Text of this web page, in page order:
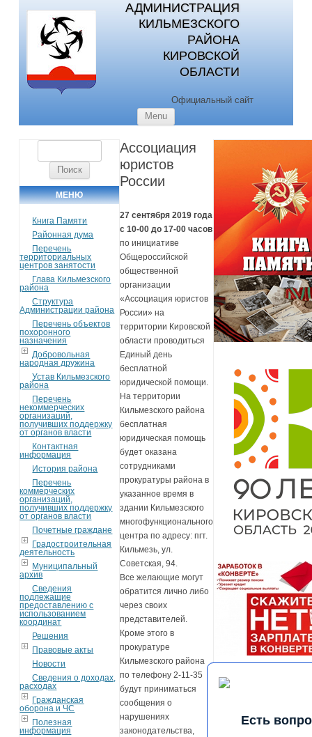
АДМИНИСТРАЦИЯ
КИЛЬМЕЗСКОГО
РАЙОНА
КИРОВСКОЙ
ОБЛАСТИ
Официальный сайт
Menu
МЕНЮ
Книга Памяти
Районная дума
Перечень
территориальных
центров занятости
Глава Кильмезского
района
Структура
Администрации района
Перечень объектов
похоронного
назначения
Добровольная
народная дружина
Устав Кильмезского
района
Перечень
некоммерческих
организаций,
получивших поддержку
от органов власти
Контактная
информация
История района
Перечень
коммерческих
организаций,
получивших поддержку
от органов власти
Почетные граждане
Градостроительная
деятельность
Муниципальный
архив
Сведения
подлежащие
предоставлению с
использованием
координат
Решения
Правовые акты
Новости
Сведения о доходах,
расходах
Гражданская
оборона и ЧС
Полезная
информация
Ассоциация
юристов
России
27 сентября 2019 года
с 10-00 до 17-00 часов
по инициативе
Общероссийской
общественной
организации
«Ассоциация юристов
России» на
территории Кировской
области проводиться
Единый день
бесплатной
юридической помощи.
На территории
Кильмезского района
бесплатная
юридическая помощь
будет оказана
сотрудниками
прокуратуры района в
указанное время в
здании Кильмезского
многофункционального
центра по адресу: пгт.
Кильмезь, ул.
Советская, 94.
Все желающие могут
обратится лично либо
через своих
представителей.
Кроме этого в
прокуратуре
Кильмезского района
по телефону 2-11-35
будут приниматься
сообщения о
нарушениях
законодательства,
Есть